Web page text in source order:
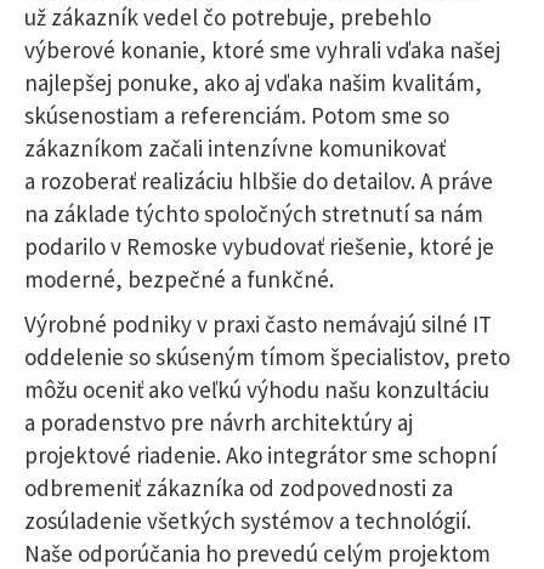
už zákazník vedel čo potrebuje, prebehlo
výberové konanie, ktoré sme vyhrali vďaka našej
najlepšej ponuke, ako aj vďaka našim kvalitám,
skúsenostiam a referenciám. Potom sme so
zákazníkom začali intenzívne komunikovať
a rozoberať realizáciu hlbšie do detailov. A práve
na základe týchto spoločných stretnutí sa nám
podarilo v Remoske vybudovať riešenie, ktoré je
moderné, bezpečné a funkčné.
Výrobné podniky v praxi často nemávajú silné IT
oddelenie so skúseným tímom špecialistov, preto
môžu oceniť ako veľkú výhodu našu konzultáciu
a poradenstvo pre návrh architektúry aj
projektové riadenie. Ako integrátor sme schopní
odbremeniť zákazníka od zodpovednosti za
zosúladenie všetkých systémov a technológií.
Naše odporúčania ho prevedú celým projektom